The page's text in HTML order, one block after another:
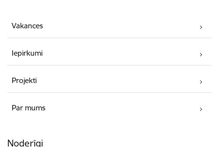
Vakances
Iepirkumi
Projekti
Par mums
Noderīgi